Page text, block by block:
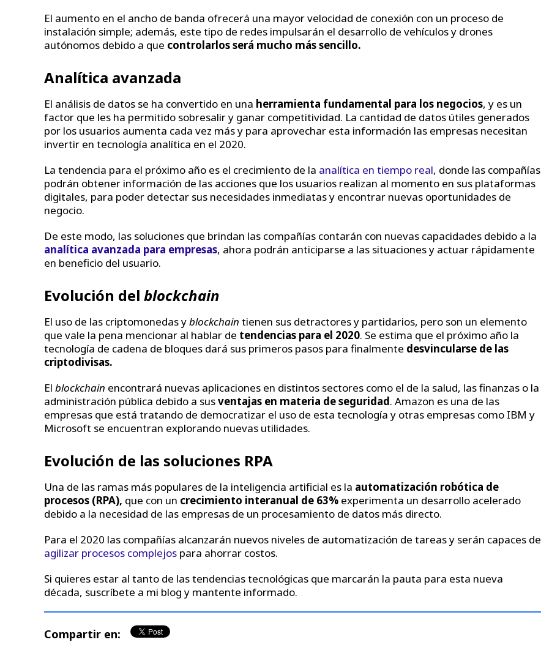
El aumento en el ancho de banda ofrecerá una mayor velocidad de conexión con un proceso de
instalación simple; además, este tipo de redes impulsarán el desarrollo de vehículos y drones
autónomos debido a que controlarlos será mucho más sencillo.
Analítica avanzada
El análisis de datos se ha convertido en una herramienta fundamental para los negocios, y es un
factor que les ha permitido sobresalir y ganar competitividad. La cantidad de datos útiles generados
por los usuarios aumenta cada vez más y para aprovechar esta información las empresas necesitan
invertir en tecnología analítica en el 2020.
La tendencia para el próximo año es el crecimiento de la analítica en tiempo real, donde las compañías
podrán obtener información de las acciones que los usuarios realizan al momento en sus plataformas
digitales, para poder detectar sus necesidades inmediatas y encontrar nuevas oportunidades de
negocio.
De este modo, las soluciones que brindan las compañías contarán con nuevas capacidades debido a la
analítica avanzada para empresas, ahora podrán anticiparse a las situaciones y actuar rápidamente
en beneficio del usuario.
Evolución del blockchain
El uso de las criptomonedas yblockchain tienen sus detractores y partidarios, pero son un elemento
que vale la pena mencionar al hablar de tendencias para el 2020. Se estima que el próximo año la
tecnología de cadena de bloques dará sus primeros pasos para finalmente desvincularse de las
criptodivisas.
El blockchain encontrará nuevas aplicaciones en distintos sectores como el de la salud, las finanzas o la
administración pública debido a susventajas en materia de seguridad. Amazon es una de las
empresas que está tratando de democratizar el uso de esta tecnología y otras empresas como IBM y
Microsoft se encuentran explorando nuevas utilidades.
Evolución de las soluciones RPA
Una de las ramas más populares de la inteligencia artificial es la automatización robótica de
procesos (RPA), que con un crecimiento interanual de 63% experimenta un desarrollo acelerado
debido a la necesidad de las empresas de un procesamiento de datos más directo.
Para el 2020 las compañías alcanzarán nuevos niveles de automatización de tareas y serán capaces de
agilizar procesos complejos para ahorrar costos.
Si quieres estar al tanto de las tendencias tecnológicas que marcarán la pauta para esta nueva
década, suscríbete a mi blog y mantente informado.
Compartir en: